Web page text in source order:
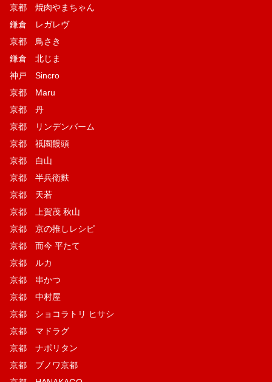
京都 焼肉やまちゃん
鎌倉 レガレヴ
京都 鳥さき
鎌倉 北じま
神戸 Sincro
京都 Maru
京都 丹
京都 リンデンバーム
京都 祇園饅頭
京都 白山
京都 半兵衛麩
京都 天若
京都 上賀茂 秋山
京都 京の推しレシピ
京都 而今 平たて
京都 ルカ
京都 串かつ
京都 中村屋
京都 ショコラトリ ヒサシ
京都 マドラグ
京都 ナポリタン
京都 ブノワ京都